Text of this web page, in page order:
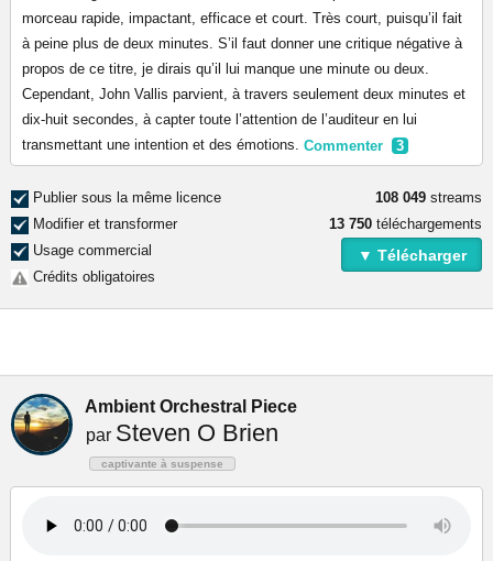
morceau rapide, impactant, efficace et court. Très court, puisqu’il fait
à peine plus de deux minutes. S’il faut donner une critique négative à
propos de ce titre, je dirais qu’il lui manque une minute ou deux.
Cependant, John Vallis parvient, à travers seulement deux minutes et
dix-huit secondes, à capter toute l’attention de l’auditeur en lui
transmettant une intention et des émotions. Commenter 3
Publier sous la même licence
Modifier et transformer
Usage commercial
Crédits obligatoires
108 049 streams
13 750 téléchargements
▼ Télécharger
Ambient Orchestral Piece
par Steven O Brien
captivante à suspense